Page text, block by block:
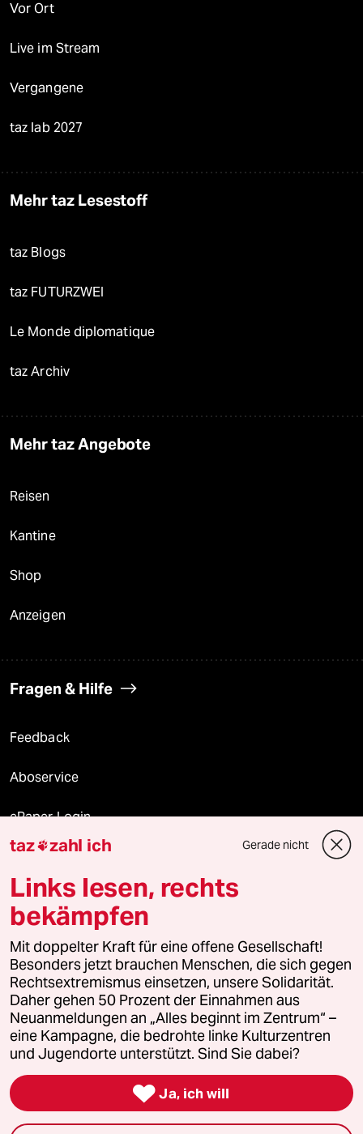
Vor Ort
Live im Stream
Vergangene
taz lab 2027
Mehr taz Lesestoff
taz Blogs
taz FUTURZWEI
Le Monde diplomatique
taz Archiv
Mehr taz Angebote
Reisen
Kantine
Shop
Anzeigen
Fragen & Hilfe
Feedback
Aboservice
ePaper Login
Downloads für Abonnierende
© 2026 taz Verlags und Vertriebs GmbH
Alle Rechte vorbehalten. Bei rechtlichen Fragen oder für Genehmigungen
wenden Sie sich bitte an
lizenzen@taz.de
Feedback Redaktionsstatut Kommune-Richtlinien
Leitlinie Informant Datenschutz Impressum AGB
Seitenwende Einwilligungen widerrufen (Ads)
taz zahl ich Gerade nicht
Links lesen, rechts
bekämpfen
Mit doppelter Kraft für eine offene Gesellschaft!
Besonders jetzt brauchen Menschen, die sich gegen
Rechtsextremismus einsetzen, unsere Solidarität.
Daher gehen 50 Prozent der Einnahmen aus
Neuanmeldungen an „Alles beginnt im Zentrum“ –
eine Kampagne, die bedrohte linke Kulturzentren
und Jugendorte unterstützt. Sind Sie dabei?
 Ja, ich will